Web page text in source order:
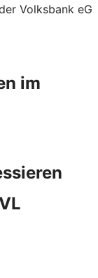
Volksbank eG
im